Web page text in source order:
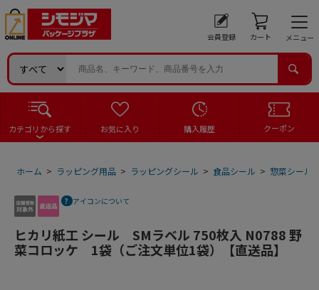
会員登録 カート メニュー
カテゴリから探す お気に入り 購入履歴 クーポン
ホーム > ラッピング用品 > ラッピングシール > 食品シール > 惣菜シール
アイコンについて
ヒカリ紙工 シール SMラベル 750枚入 N0788 野
菜コロッケ 1袋（ご注文単位1袋）【直送品】